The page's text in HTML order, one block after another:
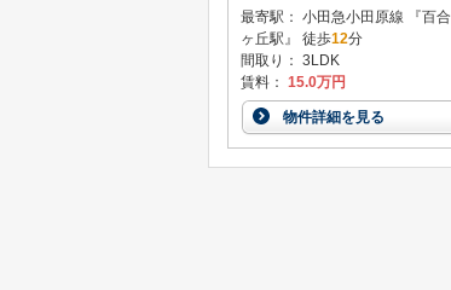
最寄駅： 小田急小田原線 『百合
ヶ丘駅』 徒歩12分
間取り： 3LDK
賃料： 15.0万円
物件詳細を見る